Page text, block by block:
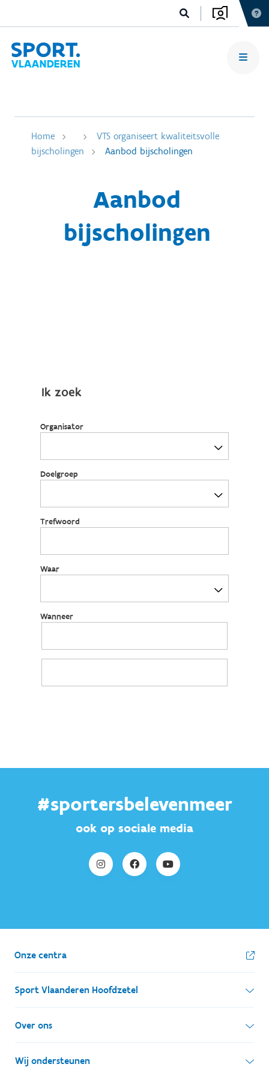
Home
VTS organiseert kwaliteitsvolle
bijscholingen
Aanbod bijscholingen
Aanbod
bijscholingen
#sportersbelevenmeer
ook op sociale media
Onze centra
Sport Vlaanderen Hoofdzetel
Simon Bolivarlaan 17
1000 Brussel
Ondernemingsnummer: BE 0248.142.826
Over ons
Wie zijn we, wat doen we
Wij ondersteunen